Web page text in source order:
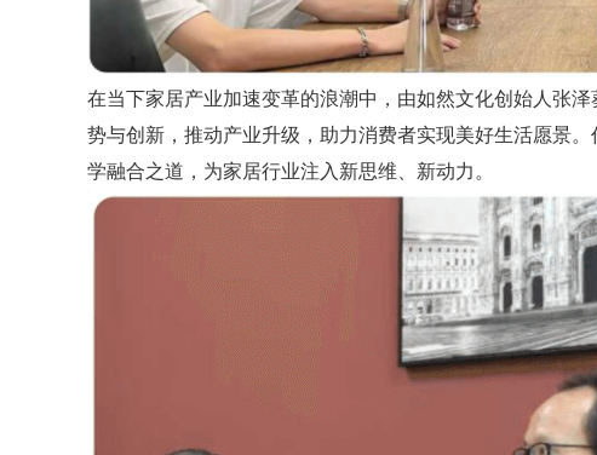
在当下家居产业加速变革的浪潮中，由如然文化创始人张
势与创新，推动产业升级，助力消费者实现美好生活愿景
学融合之道，为家居行业注入新思维、新动力。